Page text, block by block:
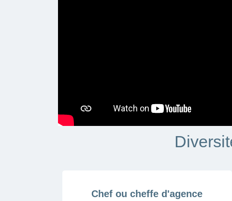
Chef ou cheffe d'agence